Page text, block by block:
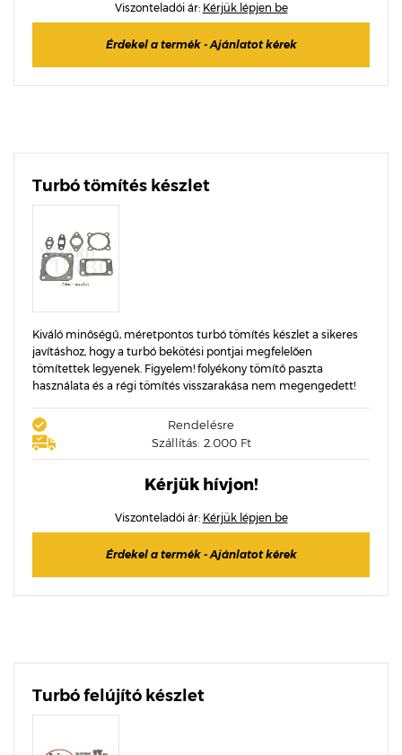
Viszonteladói ár: Kérjük lépjen be
Érdekel a termék - Ajánlatot kérek
Turbó tömítés készlet
Kiváló minőségű, méretpontos turbó tömítés készlet a sikeres
javításhoz, hogy a turbó bekötési pontjai megfelelően
tömítettek legyenek. Figyelem! folyékony tömítő paszta
használata és a régi tömítés visszarakása nem megengedett!
Rendelésre
Szállítás: 2.000 Ft
Kérjük hívjon!
Viszonteladói ár: Kérjük lépjen be
Érdekel a termék - Ajánlatot kérek
Turbó felújító készlet